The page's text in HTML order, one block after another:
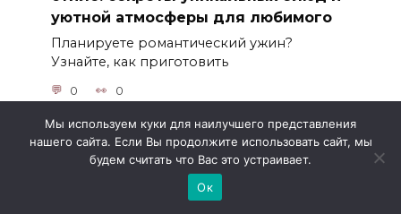
уютной атмосферы для любимого
Планируете романтический ужин?
Узнайте, как приготовить
0 0
Мы используем куки для наилучшего представления
нашего сайта. Если Вы продолжите использовать сайт, мы
будем считать что Вас это устраивает.
Ок